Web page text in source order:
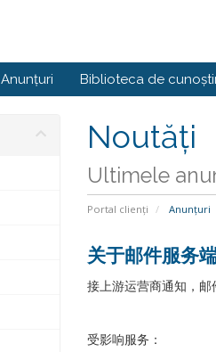
Anunțuri Biblioteca de
Noutăți
Ultimele
Portal clienți Anunțuri
关于邮件服务
接上游运营商通知，邮
受影响服务：